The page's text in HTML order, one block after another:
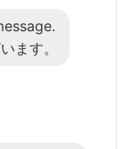
ます。